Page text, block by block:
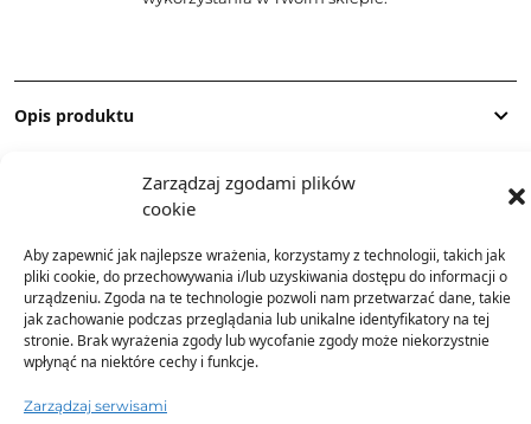
Zarządzaj zgodami plików
cookie
Aby zapewnić jak najlepsze wrażenia, korzystamy z technologii, takich jak
pliki cookie, do przechowywania i/lub uzyskiwania dostępu do informacji o
urządzeniu. Zgoda na te technologie pozwoli nam przetwarzać dane, takie
jak zachowanie podczas przeglądania lub unikalne identyfikatory na tej
stronie. Brak wyrażenia zgody lub wycofanie zgody może niekorzystnie
wpłynąć na niektóre cechy i funkcje.
Zarządzaj serwisami
Opis produktu
Dostawa
Dodatkowe informacje